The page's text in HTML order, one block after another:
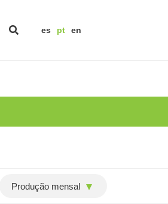
es pt en
Produção mensal